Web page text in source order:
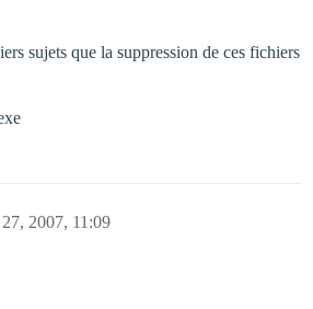
sujets que la suppression de ces fichiers
2007, 11:09